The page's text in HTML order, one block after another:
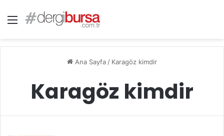
Menü
Ana Sayfa / Karagöz kimdir
Karagöz kimdir